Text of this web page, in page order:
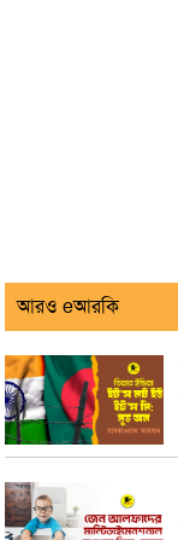
আরও eআরকি